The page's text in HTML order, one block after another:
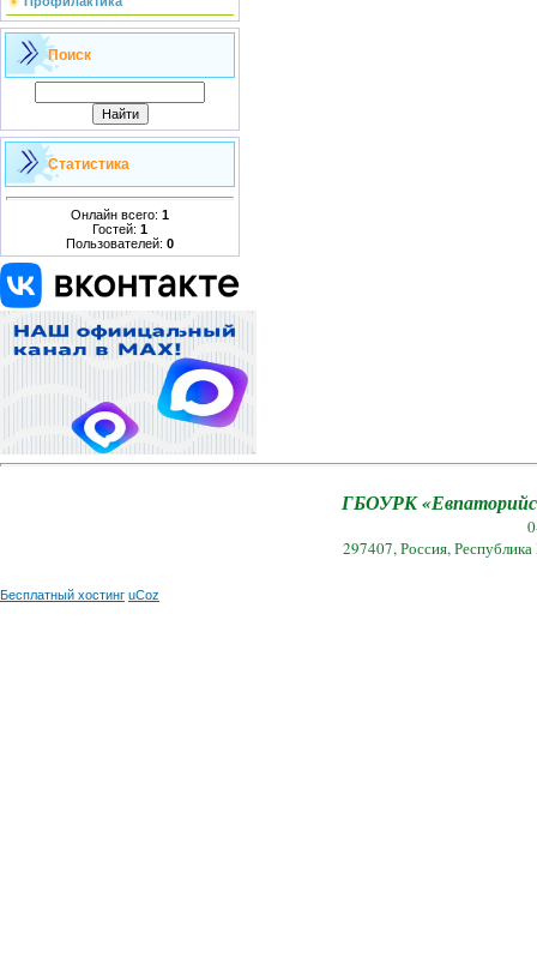
Поиск
Статистика
Онлайн всего: 1
Гостей: 1
Пользователей: 0
ГБОУРК
297407, Россия,
Бесплатный хостинг uCoz